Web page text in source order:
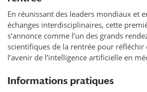
En réunissant des leaders mondiaux et
échanges interdisciplinaires, cette
s’annonce comme l’un des grands
scientifiques de la rentrée pour réfléchir
l’avenir de l’intelligence artificielle en
Informations pratiques